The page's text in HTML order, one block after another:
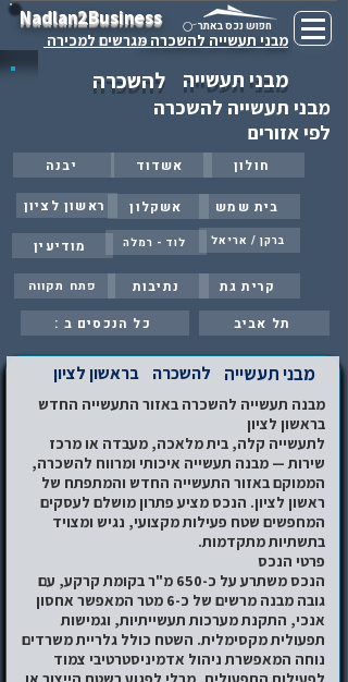
Nadlan2Business חפוש נכס באתר
מבני תעשייה להשכרה -מגרשים למכירה
מבני תעשייה להשכרה
מבני תעשייה להשכרה
לפי אזורים
חולון אשדוד יבנה
בית שמש אשקלון ראשון לציון
ברקן / אריאל לוד - רמלה מודיעין
קרית גת נתיבות פתח תקווה
תל אביב : כל הנכסים ב
בראשון לציון להשכרה מבני תעשייה
מבנה תעשייה להשכרה באזור התעשייה החדש
בראשון לציון
לתעשייה קלה, בית מלאכה, מעבדה או מרכז
שירות — מבנה תעשייה איכותי ומרווח להשכרה,
הממוקם באזור התעשייה החדש והמתפתח של
ראשון לציון. הנכס מציע פתרון מושלם לעסקים
המחפשים שטח פעילות מקצועי, נגיש ומצויד
בתשתיות מתקדמות.
פרטי הנכס
הנכס משתרע על כ-650 מ"ר בקומת קרקע, עם
גובה מבנה מרשים של כ-6 מטר המאפשר אחסון
אנכי, התקנת מערכות תעשייתיות, וגמישות
תפעולית מקסימלית. השטח כולל גלריית משרדים
נוחה המאפשרת ניהול אדמיניסטרטיבי צמוד